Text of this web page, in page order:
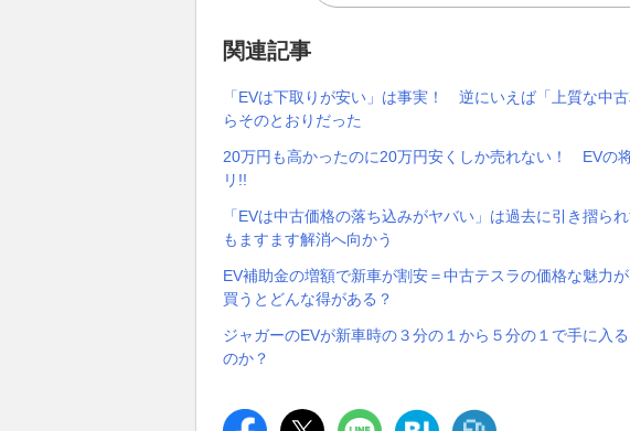
関連記事
「EVは下取りが安い」は事実！ 逆にいえば「上質な中
らそのとおりだった
20万円も高かったのに20万円安くしか売れない！ EVの
リ!!
「EVは中古価格の落ち込みがヤバい」は過去に引き摺
もますます解消へ向かう
EV補助金の増額で新車が割安＝中古テスラの価格な魅
買うとどんな得がある？
ジャガーのEVが新車時の３分の１から５分の１で手に入
のか？